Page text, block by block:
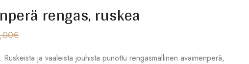
rengas, ruskea
€
Ruskeista ja vaaleista jouhista punottu rengasmallinen avaimenperä,